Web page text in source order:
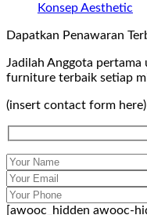
Konsep Aesthetic
Dapatkan Penawaran
Jadilah Anggota
furniture terbaik setiap
(insert contact form here)
[awooc_hidden awooc-